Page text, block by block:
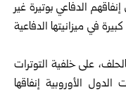
الدفاعي بوتيرة غير
في ميزانيتها الدفاعية
على خلفية التوترات
الدول الأوروبية إنفاقها